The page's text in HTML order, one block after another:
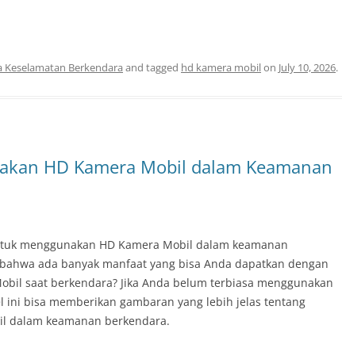
Keselamatan Berkendara and tagged hd kamera mobilon July 10, 2026.
HD Kamera Mobil dalam Keamanan
menggunakan HD Kamera Mobil dalam keamanan
ada banyak manfaat yang bisa Anda dapatkan dengan
saat berkendara? Jika Anda belum terbiasa menggunakan
ini bisa memberikan gambaran yang lebih jelas tentang
dalam keamanan berkendara.